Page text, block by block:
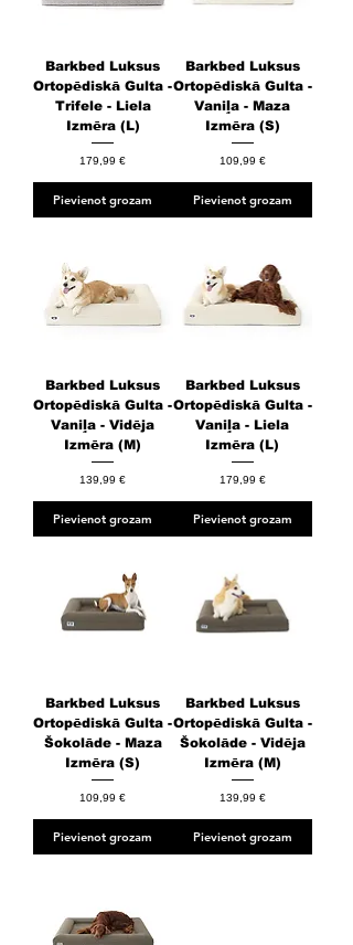
Barkbed Luksus
Ortopēdiskā Gulta -
Trifele - Liela
Izmēra (L)
Cena
179,99 €
Pievienot grozam
Barkbed Luksus
Ortopēdiskā Gulta -
Vaniļa - Maza
Izmēra (S)
Cena
109,99 €
Pievienot grozam
Barkbed Luksus
Ortopēdiskā Gulta -
Vaniļa - Vidēja
Izmēra (M)
Cena
139,99 €
Pievienot grozam
Barkbed Luksus
Ortopēdiskā Gulta -
Vaniļa - Liela
Izmēra (L)
Cena
179,99 €
Pievienot grozam
Barkbed Luksus
Ortopēdiskā Gulta -
Šokolāde - Maza
Izmēra (S)
Cena
109,99 €
Pievienot grozam
Barkbed Luksus
Ortopēdiskā Gulta -
Šokolāde - Vidēja
Izmēra (M)
Cena
139,99 €
Pievienot grozam